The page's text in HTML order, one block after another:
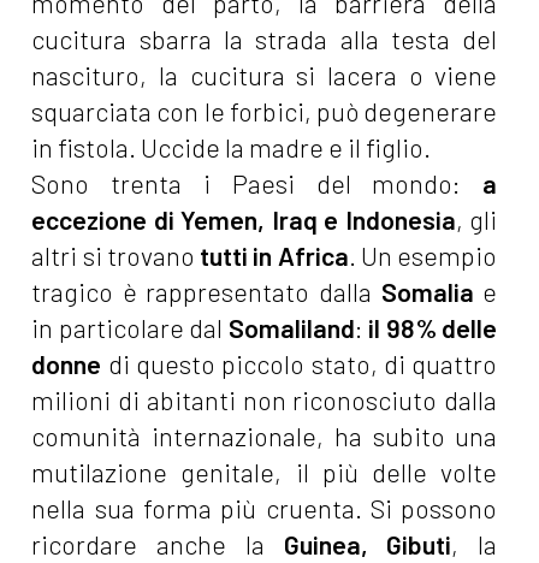
cucitura sbarra la strada alla testa del
nascituro, la cucitura si lacera o viene
squarciata con le forbici, può degenerare
in fistola. Uccide la madre e il figlio.
Sono trenta i Paesi del mondo: a
eccezione di Yemen, Iraq e Indonesia, gli
altri si trovano tutti in Africa . Un esempio
tragico è rappresentato dalla Somalia e
in particolare dal Somaliland: il 98% delle
donne di questo piccolo stato, di quattro
milioni di abitanti non riconosciuto dalla
comunità internazionale, ha subito una
mutilazione genitale, il più delle volte
nella sua forma più cruenta. Si possono
ricordare anche la Guinea, Gibuti, la